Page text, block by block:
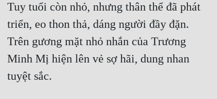
Khoa Huyễn
Khoa Huyễn Không Gian
Kinh Dị
Kiếm Hiệp
Tuy tuổi còn nhỏ, nhưng thân thể đã phát
triển, eo thon thả, dáng người đầy đặn.
Trên gương mặt nhỏ nhắn của Trương
Minh Mị hiện lên vẻ sợ hãi, dung nhan
tuyệt sắc.